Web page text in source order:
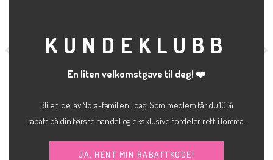
Tokyo wide
kr 700.00
JJXX
KLÆR
My essential hvit
SELECTED FEMME
KUNDEKLUBB
En liten velkomstgave til deg! ❤️
Bli en del av Nora-familien i dag. Som medlem får du 10%
rabatt på din første handel og eksklusive fordeler rett i lomma.
JA, HENT MIN RABATTKODE!